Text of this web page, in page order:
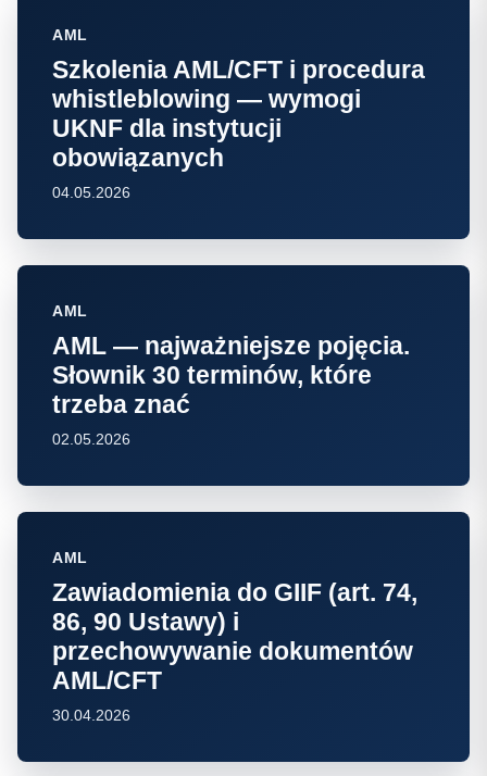
AML
Szkolenia AML/CFT i procedura
whistleblowing — wymogi
UKNF dla instytucji
obowiązanych
04.05.2026
AML
AML — najważniejsze pojęcia.
Słownik 30 terminów, które
trzeba znać
02.05.2026
AML
Zawiadomienia do GIIF (art. 74,
86, 90 Ustawy) i
przechowywanie dokumentów
AML/CFT
30.04.2026